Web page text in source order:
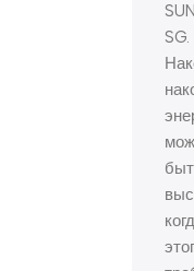
SG.